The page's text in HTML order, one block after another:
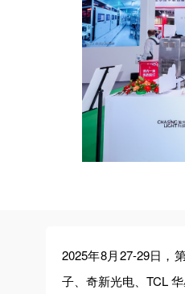
2025年8月27-29日，
子、奇新光电、TCL